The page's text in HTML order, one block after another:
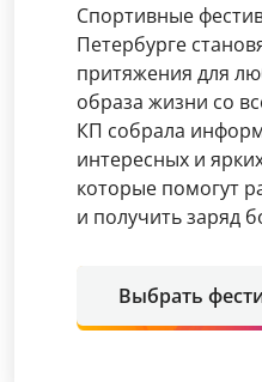
Спортивные
Петербурге
притяжения для
образа жизни со
КП собрала
интересных и
которые помогут
и получить заряд
Выбрать